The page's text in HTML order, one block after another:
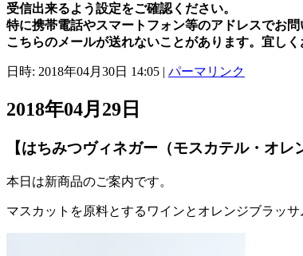
受信出来るよう設定をご確認ください。
特に携帯電話やスマートフォン等のアドレスでお問
こちらのメールが送れないことがあります。宜しく
日時: 2018年04月30日 14:05 | パーマリンク
2018年04月29日
【はちみつヴィネガー（モスカテル・オ
本日は新商品のご案内です。
マスカットを原料とするワインとオレンジブラッ